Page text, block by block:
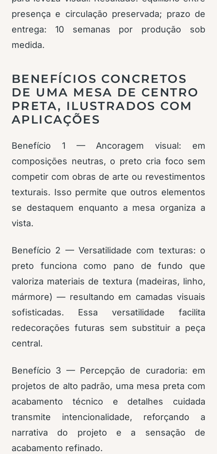
presença e circulação preservada; prazo de
entrega: 10 semanas por produção sob
medida.
BENEFÍCIOS CONCRETOS
DE UMA MESA DE CENTRO
PRETA, ILUSTRADOS COM
APLICAÇÕES
Benefício 1 — Ancoragem visual: em
composições neutras, o preto cria foco sem
competir com obras de arte ou revestimentos
texturais. Isso permite que outros elementos
se destaquem enquanto a mesa organiza a
vista.
Benefício 2 — Versatilidade com texturas: o
preto funciona como pano de fundo que
valoriza materiais de textura (madeiras, linho,
mármore) — resultando em camadas visuais
sofisticadas. Essa versatilidade facilita
redecorações futuras sem substituir a peça
central.
Benefício 3 — Percepção de curadoria: em
projetos de alto padrão, uma mesa preta com
acabamento técnico e detalhes cuidada
transmite intencionalidade, reforçando a
narrativa do projeto e a sensação de
acabamento refinado.